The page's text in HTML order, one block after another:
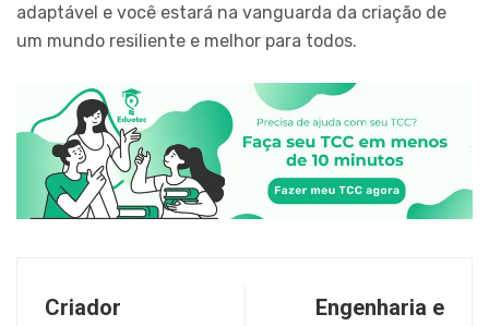
adaptável e você estará na vanguarda da criação de
um mundo resiliente e melhor para todos.
Criador
Engenharia e